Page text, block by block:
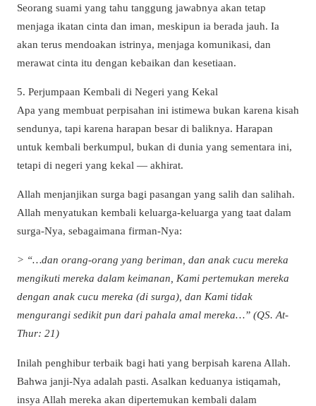
Seorang suami yang tahu tanggung jawabnya akan tetap
menjaga ikatan cinta dan iman, meskipun ia berada jauh. Ia
akan terus mendoakan istrinya, menjaga komunikasi, dan
merawat cinta itu dengan kebaikan dan kesetiaan.
5. Perjumpaan Kembali di Negeri yang Kekal
Apa yang membuat perpisahan ini istimewa bukan karena kisah
sendunya, tapi karena harapan besar di baliknya. Harapan
untuk kembali berkumpul, bukan di dunia yang sementara ini,
tetapi di negeri yang kekal — akhirat.
Allah menjanjikan surga bagi pasangan yang salih dan salihah.
Allah menyatukan kembali keluarga-keluarga yang taat dalam
surga-Nya, sebagaimana firman-Nya:
> “…dan orang-orang yang beriman, dan anak cucu mereka
mengikuti mereka dalam keimanan, Kami pertemukan mereka
dengan anak cucu mereka (di surga), dan Kami tidak
mengurangi sedikit pun dari pahala amal mereka…” (QS. At-
Thur: 21)
Inilah penghibur terbaik bagi hati yang berpisah karena Allah.
Bahwa janji-Nya adalah pasti. Asalkan keduanya istiqamah,
insya Allah mereka akan dipertemukan kembali dalam